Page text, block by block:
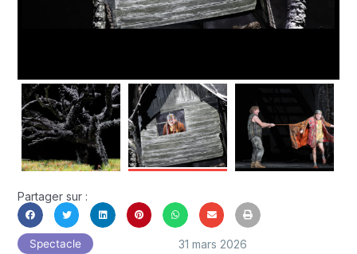
Partager sur :
Spectacle 31 mars 2026